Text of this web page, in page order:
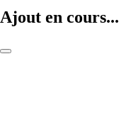
Ajout en cours...